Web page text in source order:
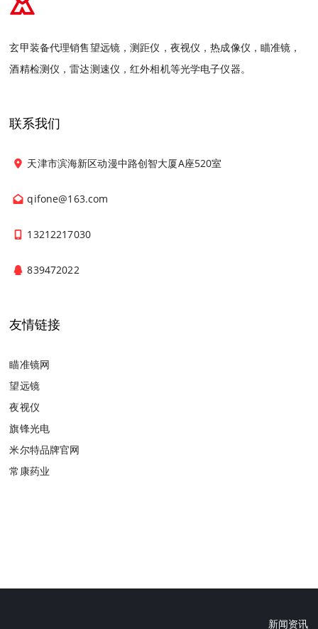
玄甲装备代理销售望远镜，测距仪，夜视仪，热成像仪，瞄准镜，
酒精检测仪，雷达测速仪，红外相机等光学电子仪器。
联系我们
天津市滨海新区动漫中路创智大厦A座520室
qifone@163.com
13212217030
839472022
友情链接
瞄准镜网
望远镜
夜视仪
旗锋光电
米尔特品牌官网
常康药业
新闻资讯